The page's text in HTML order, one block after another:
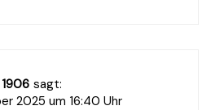
sagt:
2025 um 16:40 Uhr